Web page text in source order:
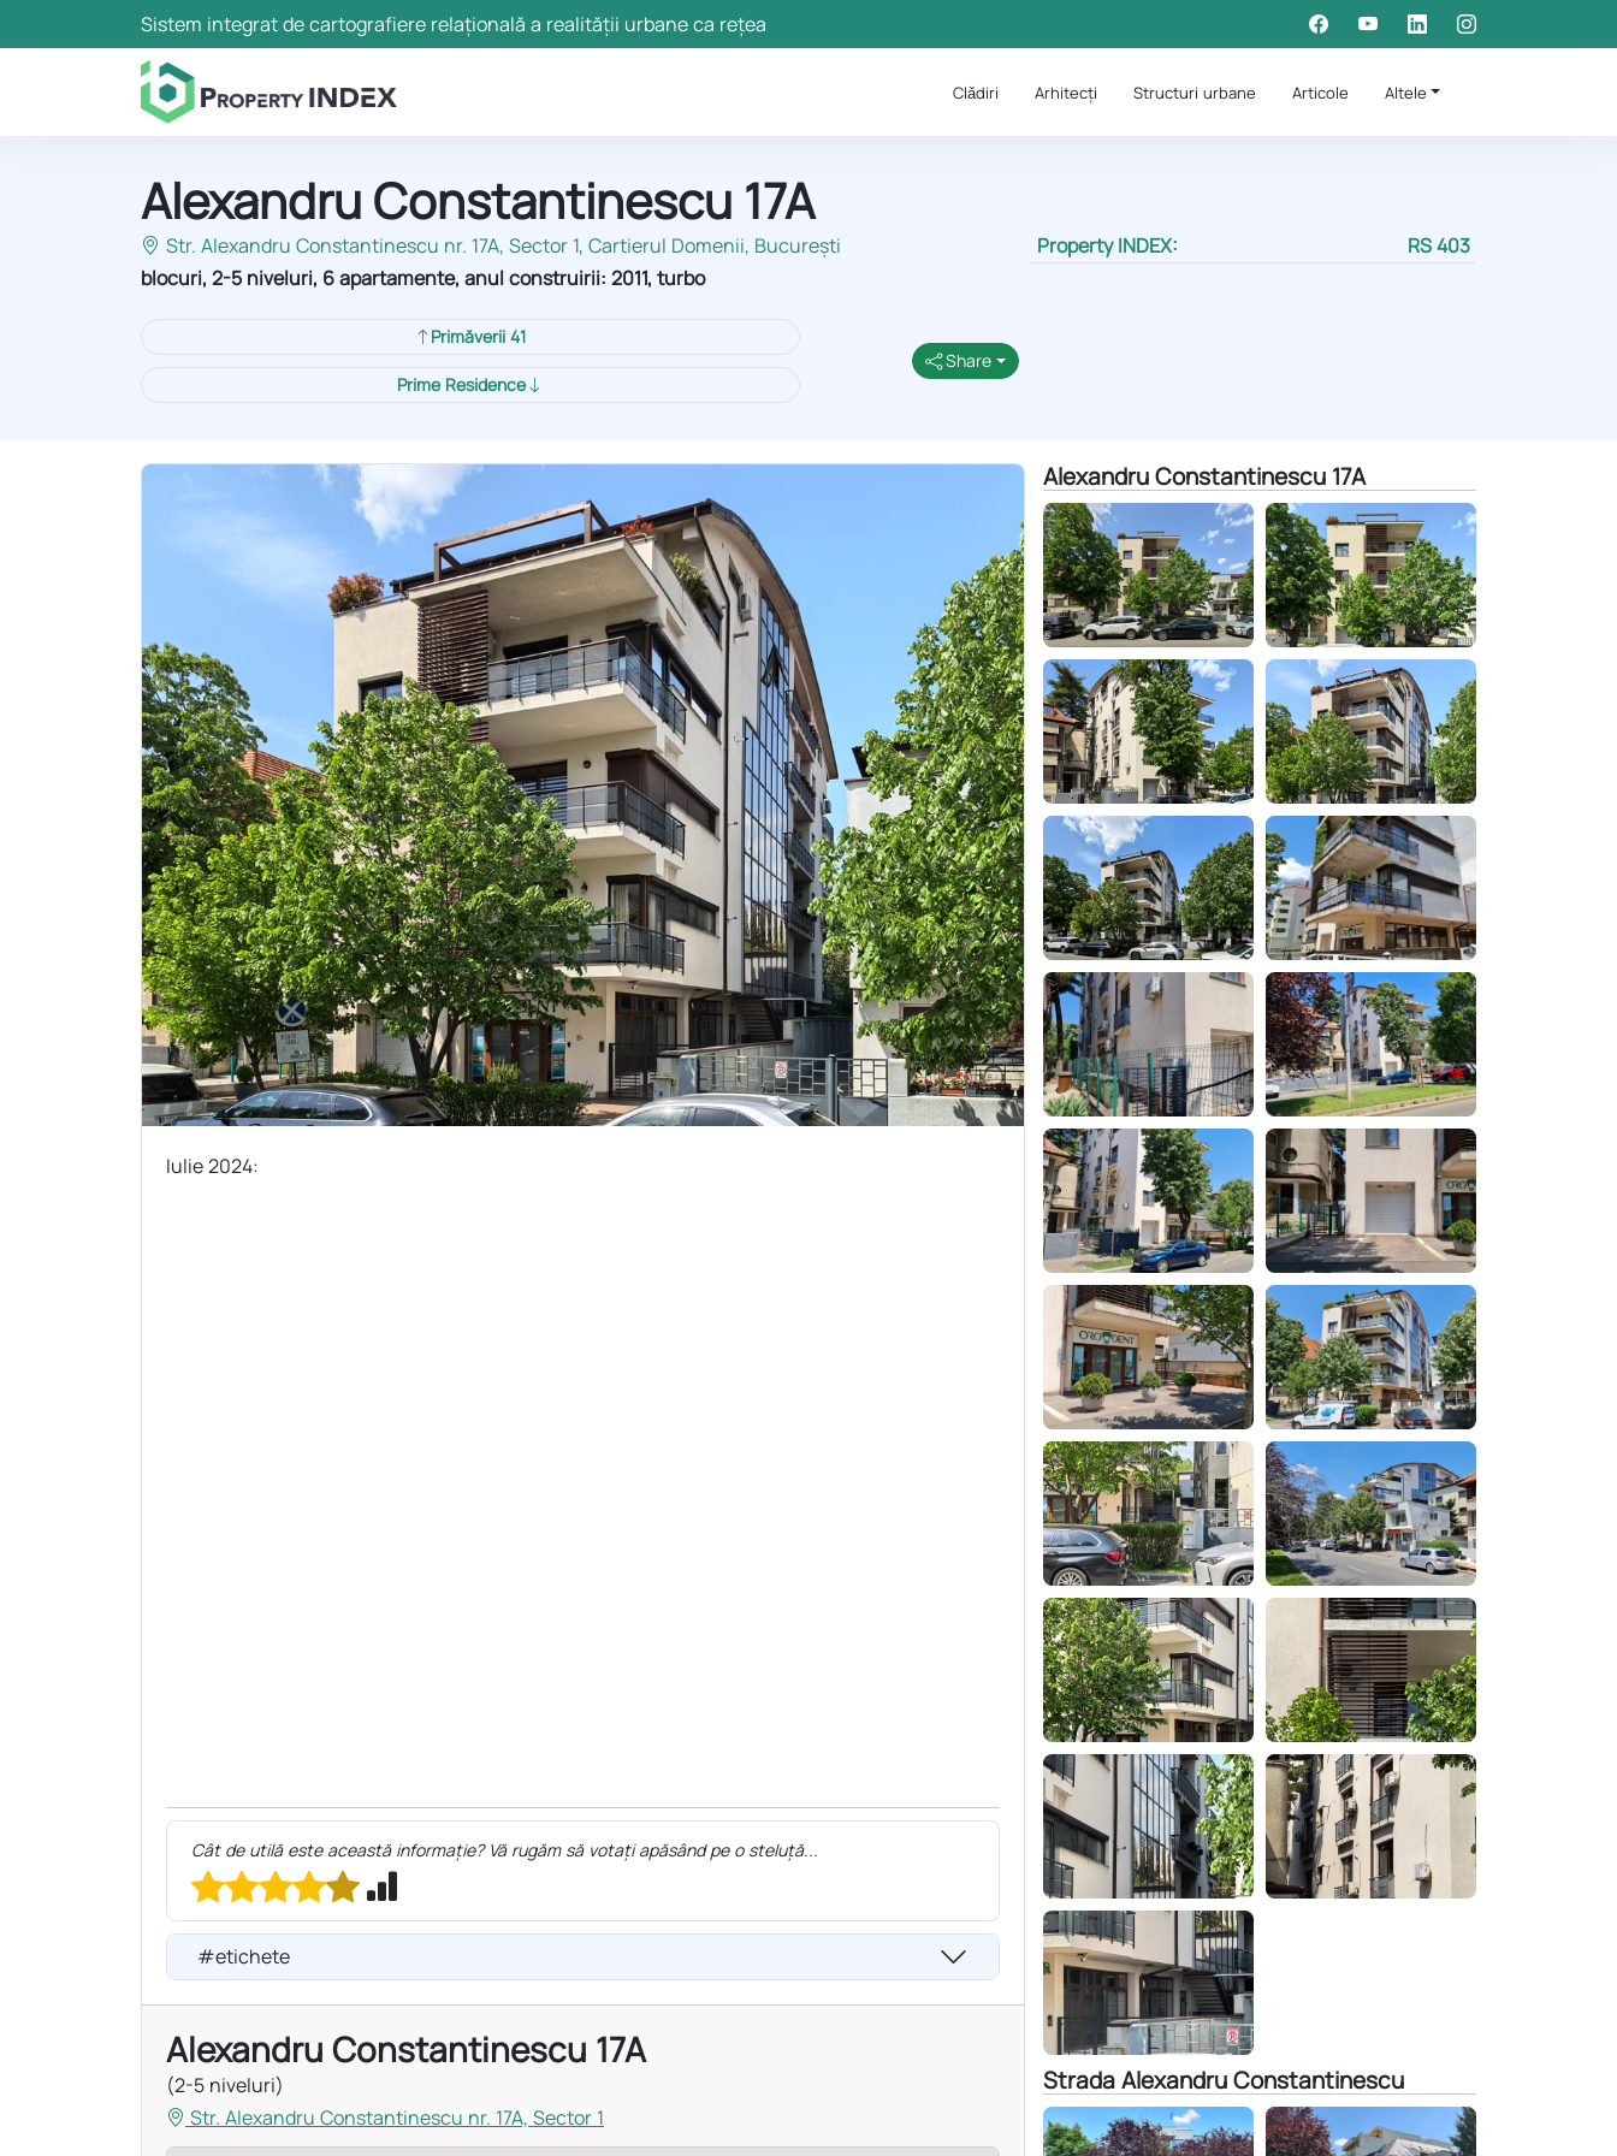
Sistem integrat de cartografiere relațională a realității urbane ca rețea
Clǎdiri Arhitecți Structuri urbane Articole Altele
Alexandru Constantinescu 17A
Str. Alexandru Constantinescu nr. 17A, Sector 1, Cartierul Domenii, București
blocuri, 2-5 niveluri, 6 apartamente, anul construirii: 2011, turbo
Primăverii 41
Prime Residence
Share
Property INDEX: RS 403
Iulie 2024:
Cât de utilă este această informație? Vă rugăm să votați apăsând pe o steluță...
#etichete
Alexandru Constantinescu 17A
(2-5 niveluri)
Str. Alexandru Constantinescu nr. 17A, Sector 1
Alexandru Constantinescu 17A
Strada Alexandru Constantinescu